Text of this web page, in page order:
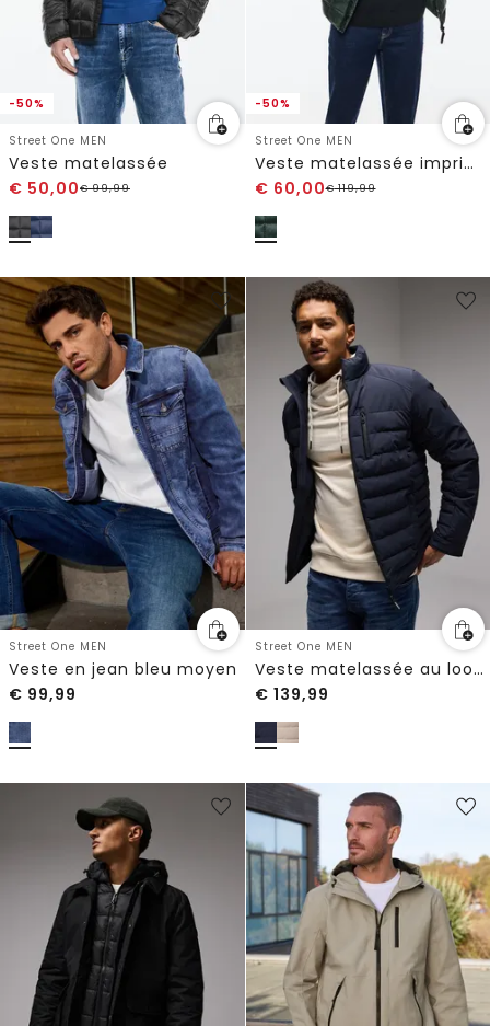
-50%
Street One MEN
Veste matelassée
€ 50,00€99,99
-50%
Street One MEN
Veste matelassée imprimée
€ 60,00€119,99
Street One MEN
Veste en jean bleu moyen
€ 99,99
Street One MEN
Veste matelassée au look biker
€ 139,99